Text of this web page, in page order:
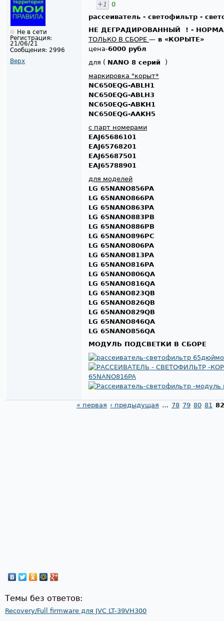
Не в сети
Регистрация:
21/06/21
Сообщения: 2996
Верх
+1
0
рассеиватель - светофильтр -
НЕ ДЕГРАДИРОВАННЫЙ ! -
ТОЛЬКО В СБОРЕ — в «КОРЫТЕ»
цена-6000 рубл
для ( NANO 8 серий
)
маркировка "корыт*
NC650EQG-ABLH1
NC650EQG-ABLH3
NC650EQG-ABKH1
NC650EQG-AAKH5
с парт номерами
EAJ65686101
EAJ65768201
EAJ65687501
EAJ65788901
для моделей
LG 65NANO856PA
LG 65NANO866PA
LG 65NANO863PA
LG 65NANO883PB
LG 65NANO886PB
LG 65NANO896PC
LG 65NANO806PA
LG 65NANO813PA
LG 65NANO816PA
LG 65NANO806QA
LG 65NANO816QA
LG 65NANO823QB
LG 65NANO826QB
LG 65NANO829QB
LG 65NANO846QA
LG 65NANO856QA
МОДУЛЬ ПОДСВЕТКИ В СБОРЕ
« первая ‹ предыдущая … 78 79 80 81 82
Темы без ответов:
Recovery/Full firmware для JVC LT-39VH300